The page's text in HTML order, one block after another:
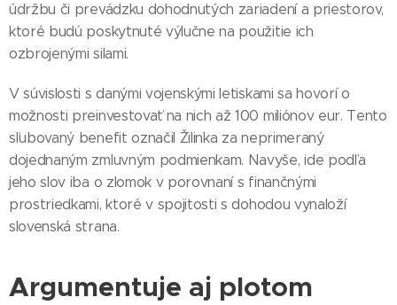
údržbu či prevádzku dohodnutých zariadení a priestorov,
ktoré budú poskytnuté výlučne na použitie ich
ozbrojenými silami.
V súvislosti s danými vojenskými letiskami sa hovorí o
možnosti preinvestovať na nich až 100 miliónov eur. Tento
sľubovaný benefit označil Žilinka za neprimeraný
dojednaným zmluvným podmienkam. Navyše, ide podľa
jeho slov iba o zlomok v porovnaní s finančnými
prostriedkami, ktoré v spojitosti s dohodou vynaloží
slovenská strana.
Argumentuje aj plotom